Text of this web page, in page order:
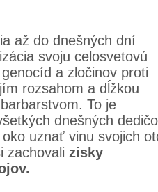
až do dnešných dní
svoju celosvetovú
a zločinov proti
rozsahom a dĺžkou
To je
dnešných
uznať vinu svojich
zachovali zisky